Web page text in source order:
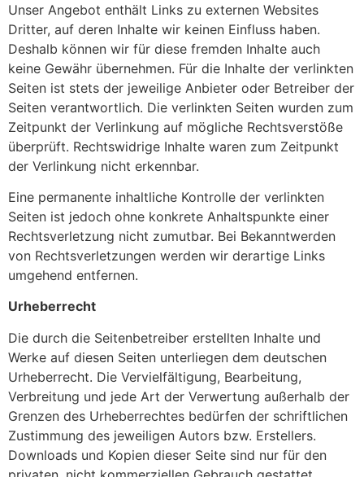
Unser Angebot enthält Links zu externen Websites
Dritter, auf deren Inhalte wir keinen Einfluss haben.
Deshalb können wir für diese fremden Inhalte auch
keine Gewähr übernehmen. Für die Inhalte der verlinkten
Seiten ist stets der jeweilige Anbieter oder Betreiber der
Seiten verantwortlich. Die verlinkten Seiten wurden zum
Zeitpunkt der Verlinkung auf mögliche Rechtsverstöße
überprüft. Rechtswidrige Inhalte waren zum Zeitpunkt
der Verlinkung nicht erkennbar.
Eine permanente inhaltliche Kontrolle der verlinkten
Seiten ist jedoch ohne konkrete Anhaltspunkte einer
Rechtsverletzung nicht zumutbar. Bei Bekanntwerden
von Rechtsverletzungen werden wir derartige Links
umgehend entfernen.
Urheberrecht
Die durch die Seitenbetreiber erstellten Inhalte und
Werke auf diesen Seiten unterliegen dem deutschen
Urheberrecht. Die Vervielfältigung, Bearbeitung,
Verbreitung und jede Art der Verwertung außerhalb der
Grenzen des Urheberrechtes bedürfen der schriftlichen
Zustimmung des jeweiligen Autors bzw. Erstellers.
Downloads und Kopien dieser Seite sind nur für den